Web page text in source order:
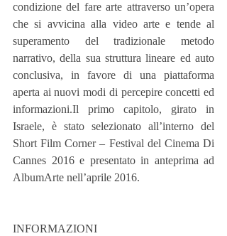
condizione del fare arte attraverso un’opera
che si avvicina alla video arte e tende al
superamento del tradizionale metodo
narrativo, della sua struttura lineare ed auto
conclusiva, in favore di una piattaforma
aperta ai nuovi modi di percepire concetti ed
informazioni.Il primo capitolo, girato in
Israele, è stato selezionato all’interno del
Short Film Corner – Festival del Cinema Di
Cannes 2016 e presentato in anteprima ad
AlbumArte nell’aprile 2016.
INFORMAZIONI